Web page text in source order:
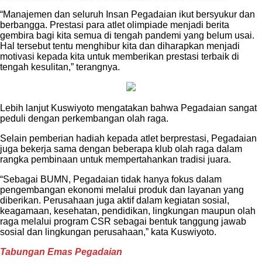
“Manajemen dan seluruh Insan Pegadaian ikut bersyukur dan
berbangga. Prestasi para atlet olimpiade menjadi berita
gembira bagi kita semua di tengah pandemi yang belum usai.
Hal tersebut tentu menghibur kita dan diharapkan menjadi
motivasi kepada kita untuk memberikan prestasi terbaik di
tengah kesulitan,” terangnya.
Lebih lanjut Kuswiyoto mengatakan bahwa Pegadaian sangat
peduli dengan perkembangan olah raga.
Selain pemberian hadiah kepada atlet berprestasi, Pegadaian
juga bekerja sama dengan beberapa klub olah raga dalam
rangka pembinaan untuk mempertahankan tradisi juara.
“Sebagai BUMN, Pegadaian tidak hanya fokus dalam
pengembangan ekonomi melalui produk dan layanan yang
diberikan. Perusahaan juga aktif dalam kegiatan sosial,
keagamaan, kesehatan, pendidikan, lingkungan maupun olah
raga melalui program CSR sebagai bentuk tanggung jawab
sosial dan lingkungan perusahaan,” kata Kuswiyoto.
Tabungan Emas Pegadaian